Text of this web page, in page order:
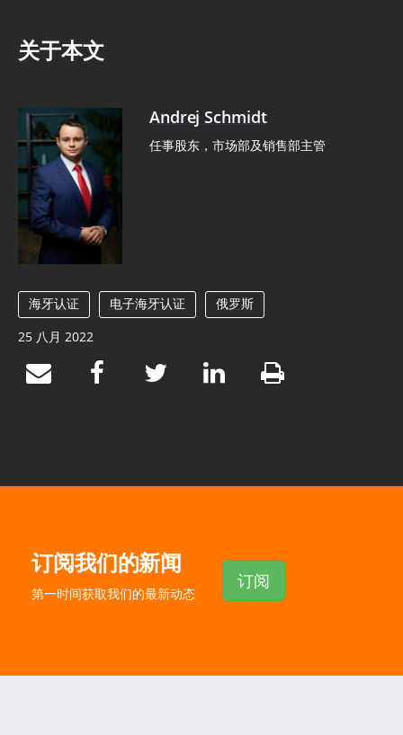
关于本文
Andrej Schmidt
任事股东，市场部及销售部主管
海牙认证 电子海牙认证
俄罗斯
25 八月 2022
订阅我们的新闻
第一时间获取我们的最新动态
订阅